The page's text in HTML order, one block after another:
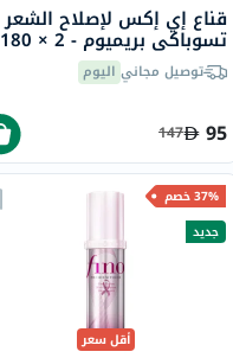
قناع إي إكس لإصلاح الشعر
تسوباكي بريميوم - 2 × 180
جرامتوصيل مجاني اليوم
95
147
37% خصم
جديد
أقل سعر